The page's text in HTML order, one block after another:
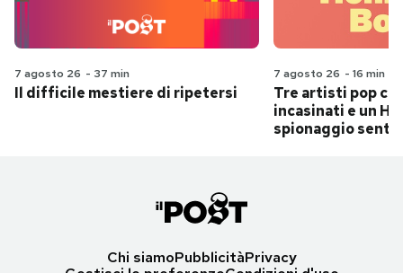
7 agosto 26 - 37 min
Il difficile mestiere di ripetersi
7 agosto 26 - 16 min
Tre artisti pop
incasinati e un
spionaggio
Chi siamoPubblicitàPrivacy